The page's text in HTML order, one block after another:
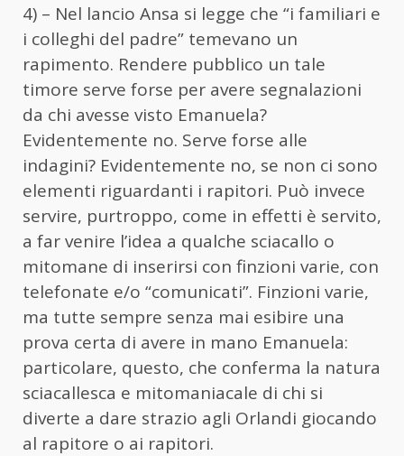
4) – Nel lancio Ansa si legge che “i familiari e
i colleghi del padre” temevano un
rapimento. Rendere pubblico un tale
timore serve forse per avere segnalazioni
da chi avesse visto Emanuela?
Evidentemente no. Serve forse alle
indagini? Evidentemente no, se non ci sono
elementi riguardanti i rapitori. Può invece
servire, purtroppo, come in effetti è servito,
a far venire l’idea a qualche sciacallo o
mitomane di inserirsi con finzioni varie, con
telefonate e/o “comunicati”. Finzioni varie,
ma tutte sempre senza mai esibire una
prova certa di avere in mano Emanuela:
particolare, questo, che conferma la natura
sciacallesca e mitomaniacale di chi si
diverte a dare strazio agli Orlandi giocando
al rapitore o ai rapitori.